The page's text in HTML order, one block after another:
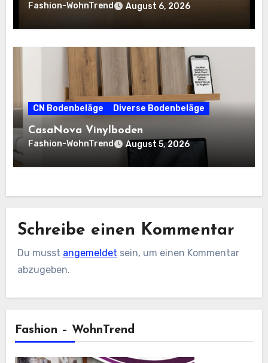
Fashion-WohnTrend August 6, 2026
CN Bodenbeläge Diverse Bodenbeläge
CasaNova Vinylboden
Fashion-WohnTrend August 5, 2026
Schreibe einen Kommentar
Du musst angemeldet sein, um einen Kommentar
abzugeben.
Fashion – WohnTrend